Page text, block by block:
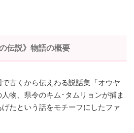
伝説》物語の概要
で古くから伝えわる説話集「オウヤ
物、県令のキム･タムリョンが捕ま
たという話をモチーフにしたファ